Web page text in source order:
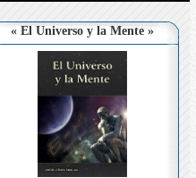
« El Universo y la Mente »